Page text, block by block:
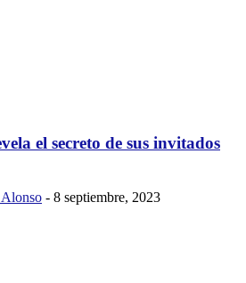
el secreto de sus invitados
Alonso - 8 septiembre, 2023